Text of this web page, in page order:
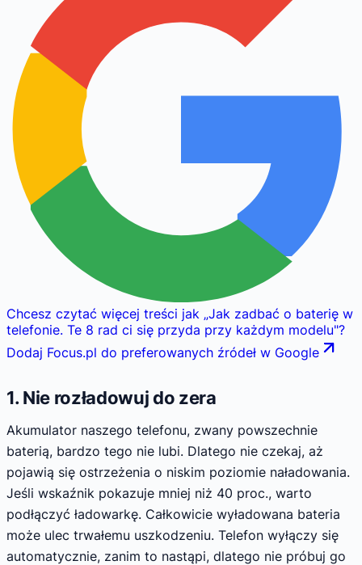
Chcesz czytać więcej treści jak „Jak zadbać o baterię w
telefonie. Te 8 rad ci się przyda przy każdym modelu"?
Dodaj Focus.pl do preferowanych źródeł w Google
1. Nie rozładowuj do zera
Akumulator naszego telefonu, zwany powszechnie
baterią, bardzo tego nie lubi. Dlatego nie czekaj, aż
pojawią się ostrzeżenia o niskim poziomie naładowania.
Jeśli wskaźnik pokazuje mniej niż 40 proc., warto
podłączyć ładowarkę. Całkowicie wyładowana bateria
może ulec trwałemu uszkodzeniu. Telefon wyłączy się
automatycznie, zanim to nastąpi, dlatego nie próbuj go